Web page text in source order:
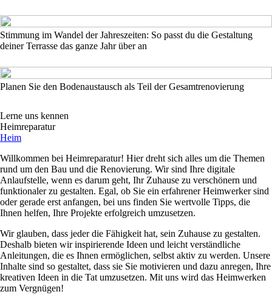
Stimmung im Wandel der Jahreszeiten: So passt du die Gestaltung
deiner Terrasse das ganze Jahr über an
Planen Sie den Bodenaustausch als Teil der Gesamtrenovierung
Lerne uns kennen
Heimreparatur
Heim
Willkommen bei Heimreparatur! Hier dreht sich alles um die Themen
rund um den Bau und die Renovierung. Wir sind Ihre digitale
Anlaufstelle, wenn es darum geht, Ihr Zuhause zu verschönern und
funktionaler zu gestalten. Egal, ob Sie ein erfahrener Heimwerker sind
oder gerade erst anfangen, bei uns finden Sie wertvolle Tipps, die
Ihnen helfen, Ihre Projekte erfolgreich umzusetzen.
Wir glauben, dass jeder die Fähigkeit hat, sein Zuhause zu gestalten.
Deshalb bieten wir inspirierende Ideen und leicht verständliche
Anleitungen, die es Ihnen ermöglichen, selbst aktiv zu werden. Unsere
Inhalte sind so gestaltet, dass sie Sie motivieren und dazu anregen, Ihre
kreativen Ideen in die Tat umzusetzen. Mit uns wird das Heimwerken
zum Vergnügen!